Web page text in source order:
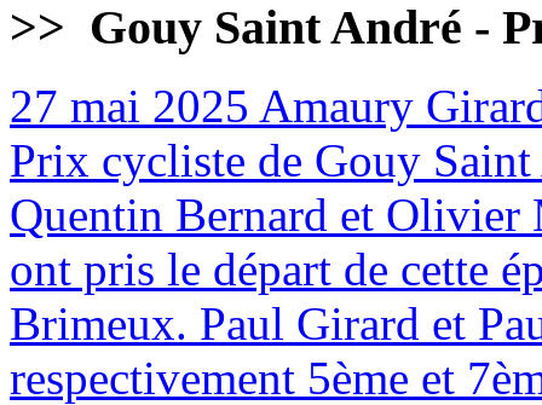
>> Gouy Saint André -
27 mai 2025 Amaury
Prix cycliste de Gouy
Quentin Bernard et Olivier
ont pris le départ de cette
Brimeux. Paul Girard et
respectivement 5ème et